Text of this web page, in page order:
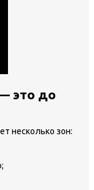
это до
несколько зон: